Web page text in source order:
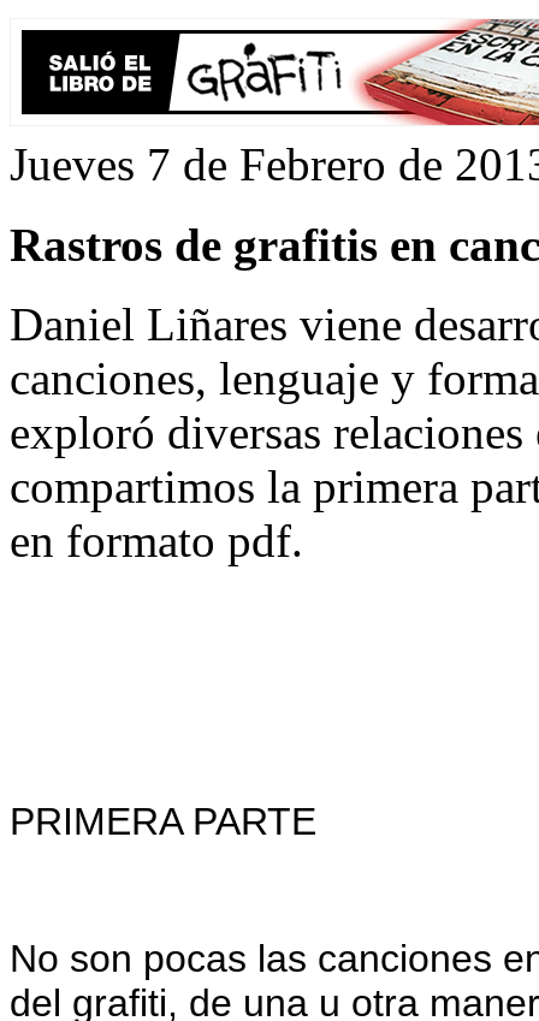
Jueves 7 de Febrero de
Rastros de grafitis en
Daniel Liñares viene
canciones, lenguaje y
exploró diversas
compartimos la primera
en formato pdf.
PRIMERA PARTE
No son pocas las canciones
del grafiti, de una u otra